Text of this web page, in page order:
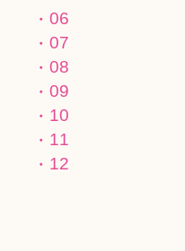
06
07
08
09
10
11
12